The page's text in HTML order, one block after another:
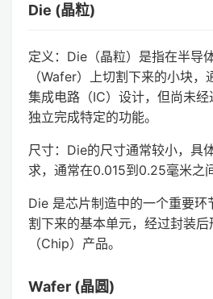
Die (晶粒)
定义：Die（晶粒）是指在半导
（Wafer）上切割下来的小块
集成电路（IC）设计，但尚未
独立完成特定的功能。
尺寸：Die的尺寸通常较小，具
求，通常在0.015到0.25毫米之间
Die 是芯片制造中的一个重要环
割下来的基本单元，经过封装
（Chip）产品。
Wafer (晶圆)